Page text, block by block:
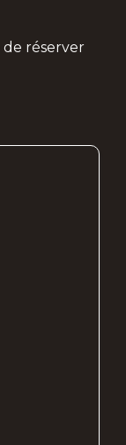
réserver